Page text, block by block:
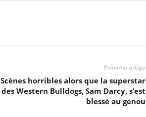
Próximo artigo
Scènes horribles alors que la superstar
des Western Bulldogs, Sam Darcy, s’est
blessé au genou